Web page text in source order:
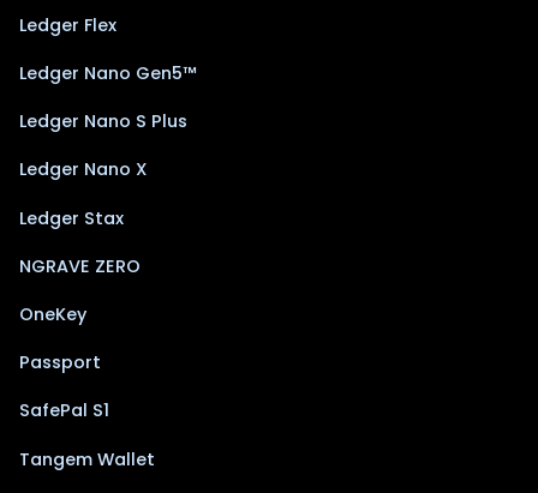
Ledger Flex
Ledger Nano Gen5™
Ledger Nano S Plus
Ledger Nano X
Ledger Stax
NGRAVE ZERO
OneKey
Passport
SafePal S1
Tangem Wallet